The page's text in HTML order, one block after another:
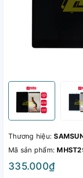
Thương hiệu:
Mã sản phẩm:
335.000₫